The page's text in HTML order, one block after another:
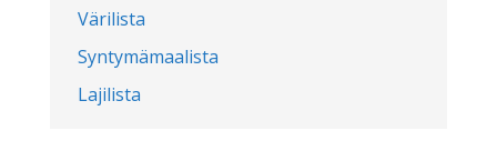
Värilista
Syntymämaalista
Lajilista